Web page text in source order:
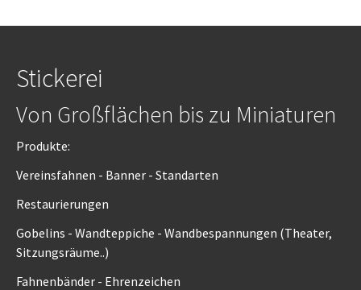
Stickerei
Von Großflächen bis zu Miniaturen
Produkte:
Vereinsfahnen - Banner - Standarten
Restaurierungen
Gobelins - Wandteppiche - Wandbespannungen (Theater,
Sitzungsräume..)
Fahnenbänder - Ehrenzeichen